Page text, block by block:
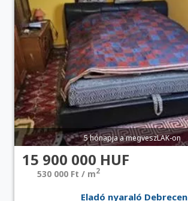
5 hónapja a megveszLAK-on
15 900 000 HUF
530 000 Ft / m2
Eladó nyaraló Debrecen